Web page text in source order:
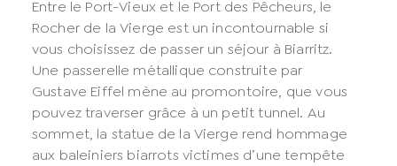
Entre le Port-Vieux et le Port des Pêcheurs, le
Rocher de la Vierge est un incontournable si
vous choisissez de passer un séjour à Biarritz.
Une passerelle métallique construite par
Gustave Eiffel mène au promontoire, que vous
pouvez traverser grâce à un petit tunnel. Au
sommet, la statue de la Vierge rend hommage
aux baleiniers biarrots victimes d’une tempête